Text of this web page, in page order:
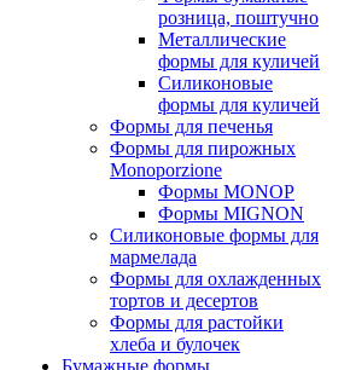
розница, поштучно
Металлические
формы для куличей
Силиконовые
формы для куличей
Формы для печенья
Формы для пирожных
Monoporzione
Формы MONOP
Формы MIGNON
Силиконовые формы для
мармелада
Формы для oхлажденных
тортов и десертов
Формы для растойки
хлеба и булочек
Бумажные формы